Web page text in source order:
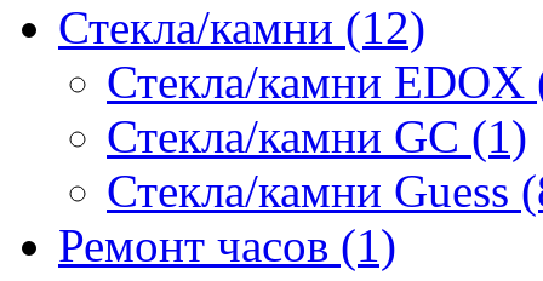
Стекла/камни (12)
Стекла/камни EDOX
Стекла/камни GC (1)
Стекла/камни Guess
Ремонт часов (1)